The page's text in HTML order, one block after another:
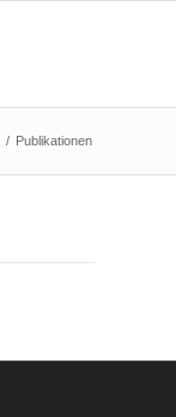
/ Publikationen